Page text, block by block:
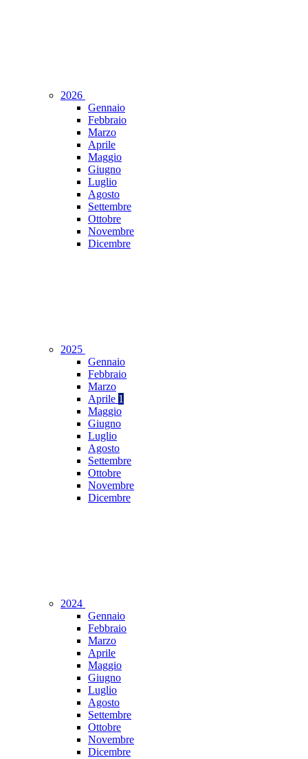
2026
Gennaio
Febbraio
Marzo
Aprile
Maggio
Giugno
Luglio
Agosto
Settembre
Ottobre
Novembre
Dicembre
2025
Gennaio
Febbraio
Marzo
Aprile 1
Maggio
Giugno
Luglio
Agosto
Settembre
Ottobre
Novembre
Dicembre
2024
Gennaio
Febbraio
Marzo
Aprile
Maggio
Giugno
Luglio
Agosto
Settembre
Ottobre
Novembre
Dicembre